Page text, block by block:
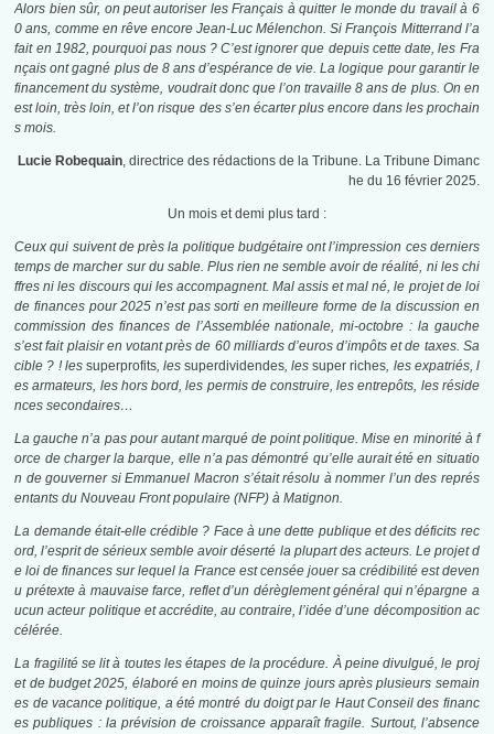
Alors bien sûr, on peut autoriser les Français à quitter le monde du travail à 6
0 ans, comme en rêve encore Jean-Luc Mélenchon. Si François Mitterrand l’a
fait en 1982, pourquoi pas nous ? C’est ignorer que depuis cette date, les Fra
nçais ont gagné plus de 8 ans d’espérance de vie. La logique pour garantir le
financement du système, voudrait donc que l’on travaille 8 ans de plus. On en
est loin, très loin, et l’on risque des s’en écarter plus encore dans les prochain
s mois.
Lucie Robequain, directrice des rédactions de la Tribune. La Tribune Dimanc
he du 16 février 2025.
Un mois et demi plus tard :
Ceux qui suivent de près la politique budgétaire ont l’impression ces derniers
temps de marcher sur du sable. Plus rien ne semble avoir de réalité, ni les chi
ffres ni les discours qui les accompagnent. Mal assis et mal né, le projet de loi
de finances pour 2025 n’est pas sorti en meilleure forme de la discussion en
commission des finances de l’Assemblée nationale, mi-octobre : la gauche
s’est fait plaisir en votant près de 60 milliards d’euros d’impôts et de taxes. Sa
cible ? ! les superprofits, lessuperdividendes, lessuper riches, les expatriés, l
es armateurs, les hors bord, les permis de construire, les entrepôts, les réside
nces secondaires…
La gauche n’a pas pour autant marqué de point politique. Mise en minorité à f
orce de charger la barque, elle n’a pas démontré qu’elle aurait été en situatio
n de gouverner si Emmanuel Macron s’était résolu à nommer l’un des représ
entants du Nouveau Front populaire (NFP) à Matignon.
La demande était-elle crédible ? Face à une dette publique et des déficits rec
ord, l’esprit de sérieux semble avoir déserté la plupart des acteurs. Le projet d
e loi de finances sur lequel la France est censée jouer sa crédibilité est deven
u prétexte à mauvaise farce, reflet d’un dérèglement général qui n’épargne a
ucun acteur politique et accrédite, au contraire, l’idée d’une décomposition ac
célérée.
La fragilité se lit à toutes les étapes de la procédure. À peine divulgué, le proj
et de budget 2025, élaboré en moins de quinze jours après plusieurs semain
es de vacance politique, a été montré du doigt par le Haut Conseil des financ
es publiques : la prévision de croissance apparaît fragile. Surtout, l’absence